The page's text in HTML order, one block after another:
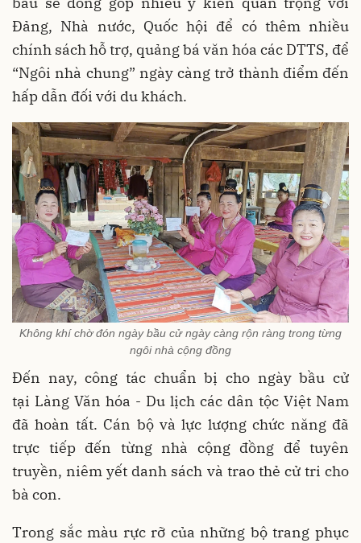
Đảng, Nhà nước, Quốc hội để có thêm nhiều
chính sách hỗ trợ, quảng bá văn hóa các DTTS, để
“Ngôi nhà chung” ngày càng trở thành điểm đến
hấp dẫn đối với du khách.
Không khí chờ đón ngày bầu cử ngày càng rộn ràng trong từng
ngôi nhà cộng đồng
Đến nay, công tác chuẩn bị cho ngày bầu cử
tại Làng Văn hóa - Du lịch các dân tộc Việt Nam
đã hoàn tất. Cán bộ và lực lượng chức năng đã
trực tiếp đến từng nhà cộng đồng để tuyên
truyền, niêm yết danh sách và trao thẻ cử tri cho
bà con.
Trong sắc màu rực rỡ của những bộ trang phục